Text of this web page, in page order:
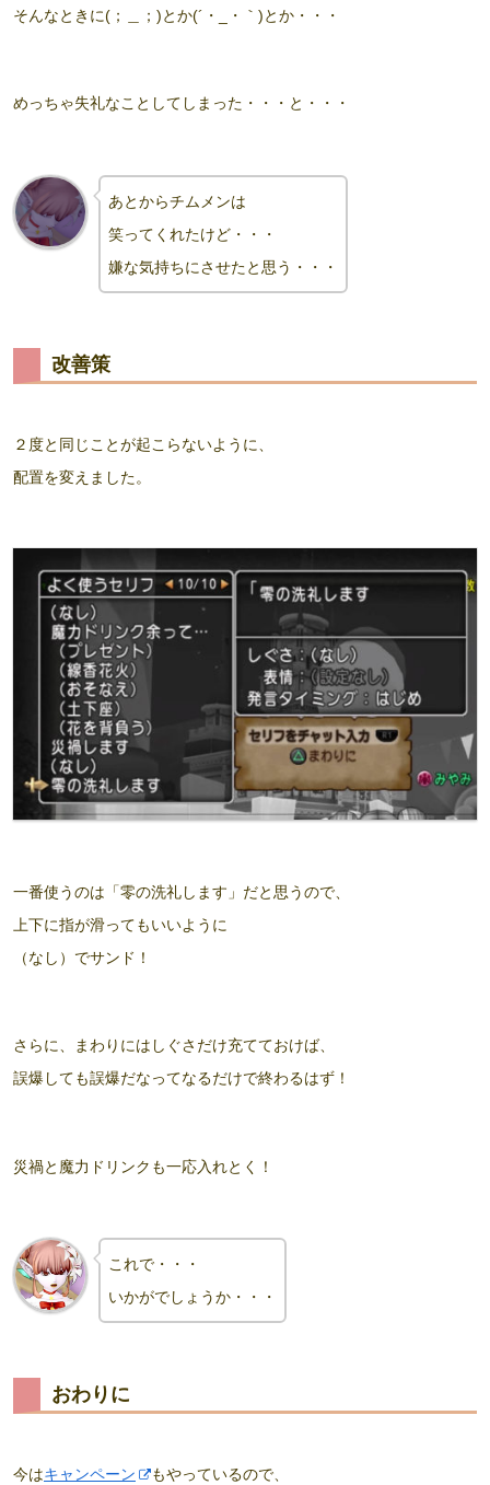
そんなときに(；＿；)とか(´・_・｀)とか・・・
めっちゃ失礼なことしてしまった・・・と・・・
あとからチムメンは
笑ってくれたけど・・・
嫌な気持ちにさせたと思う・・・
改善策
２度と同じことが起こらないように、
配置を変えました。
一番使うのは「零の洗礼します」だと思うので、
上下に指が滑ってもいいように
（なし）でサンド！
さらに、まわりにはしぐさだけ充てておけば、
誤爆しても誤爆だなってなるだけで終わるはず！
災禍と魔力ドリンクも一応入れとく！
これで・・・
いかがでしょうか・・・
おわりに
今はキャンペーン
もやっているので、